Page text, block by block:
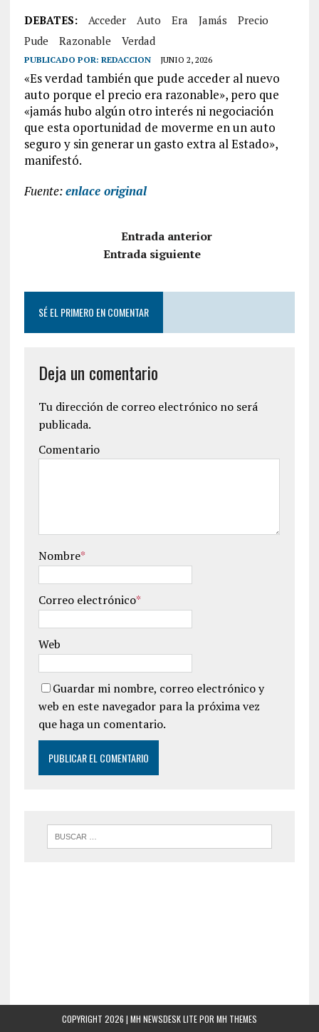
DEBATES: Acceder Auto Era Jamás
Precio
Pude
Razonable Verdad
PUBLICADO POR: REDACCION JUNIO 2, 2026
«Es verdad también que pude acceder al nuevo
auto porque el precio era razonable», pero que
«jamás hubo algún otro interés ni negociación
que esta oportunidad de moverme en un auto
seguro y sin generar un gasto extra al Estado»,
manifestó.
Fuente:enlace original
Entrada anterior
Entrada siguiente
SÉ EL PRIMERO EN COMENTAR
Deja un comentario
Tu dirección de correo electrónico no será
publicada.
Comentario
Nombre*
Correo electrónico*
Web
Guardar mi nombre, correo electrónico y
web en este navegador para la próxima vez
que haga un comentario.
COPYRIGHT 2026 | MH NEWSDESK LITE POR MH THEMES